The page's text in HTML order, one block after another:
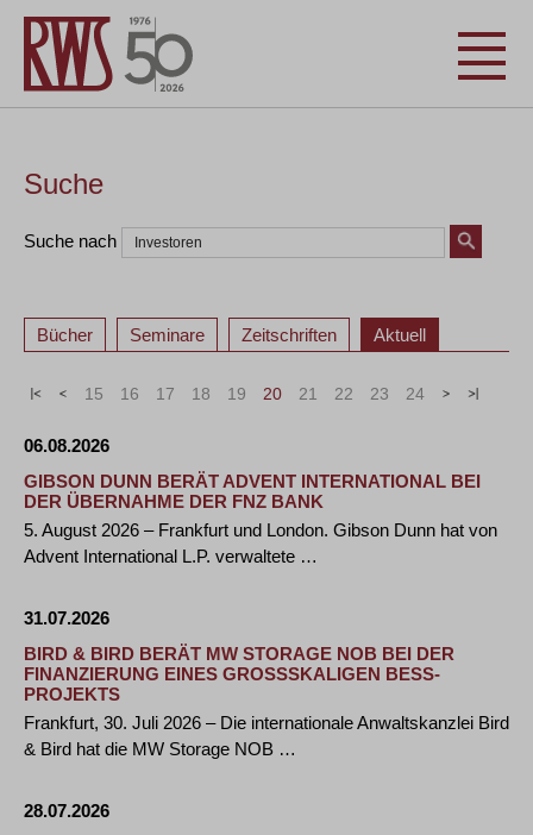
Suche
Suche nach
Bücher Seminare Zeitschriften Aktuell
« < 15 16 17 18 19 20 21 22 23 24 > »
06.08.2026
GIBSON DUNN BERÄT ADVENT INTERNATIONAL BEI
DER ÜBERNAHME DER FNZ BANK
5. August 2026 – Frankfurt und London. Gibson Dunn hat von
Advent International L.P. verwaltete …
31.07.2026
BIRD & BIRD BERÄT MW STORAGE NOB BEI DER
FINANZIERUNG EINES GROSSSKALIGEN BESS-P
ROJEKTS
Frankfurt, 30. Juli 2026 – Die internationale Anwaltskanzlei Bird
& Bird hat die MW Storage NOB …
28.07.2026